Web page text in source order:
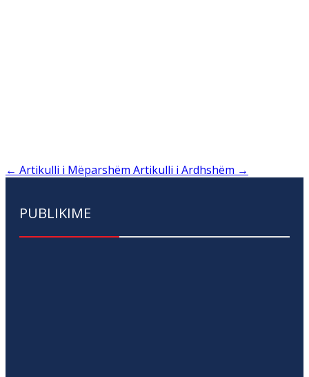
← Artikulli i Mëparshëm Artikulli i Ardhshëm →
PUBLIKIME